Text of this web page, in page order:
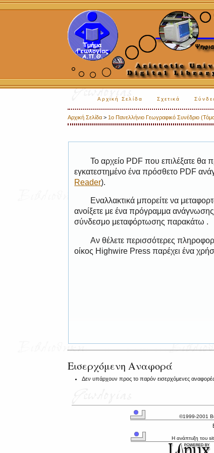
Αρχική Σελίδα Σχετικά
Αρχική Σελίδα > 1ο Πανελλήνιο Γεωγραφικό Συνέδριο
Το αρχείο PDF που επιλέξατε θα
εγκατεστημένο ένα πρόσθετο PDF
Reader).
Εναλλακτικά μπορείτε να
ανοίξετε με ένα πρόγραμμα
σύνδεσμο μεταφόρτωσης παρακάτω .
Αν θέλετε περισσότερες
οίκος Highwire Press παρέχει ένα
Εισερχόμενη Αναφορά
Δεν υπάρχουν προς το παρόν εισερχόμενες
©1999-2001
Η ανάπτυξη του